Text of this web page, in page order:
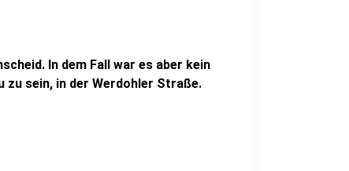
In dem Fall war es aber kein
zu sein, in der Werdohler Straße.